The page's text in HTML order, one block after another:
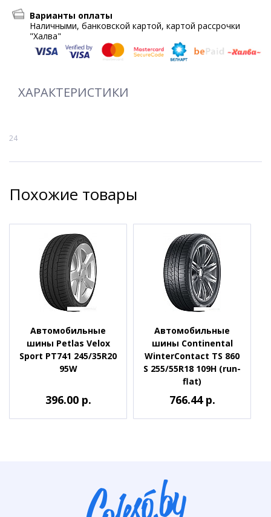
Варианты оплаты
Наличными, банковской картой, картой рассрочки
"Халва"
ХАРАКТЕРИСТИКИ
24
Похожие товары
Автомобильные
шины Petlas Velox
Sport PT741 245/35R20
95W
396.00 р.
Автомобильные
шины Continental
WinterContact TS 860
S 255/55R18 109H (run-
flat)
766.44 р.